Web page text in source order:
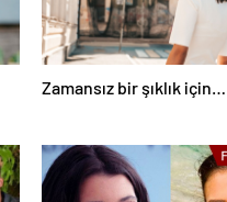
Zamansız bir şıklık için…